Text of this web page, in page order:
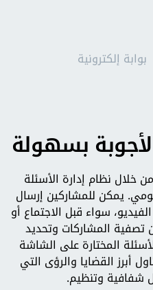
بوابة إلكترونية
بسهولة
نظام إدارة الأسئلة
يمكن للمشاركين إرسال
سواء قبل الاجتماع أو
تصفية المشاركات وتحديد
المختارة على الشاشة
أبرز القضايا والرؤى التي
شفافية وتنظيم.